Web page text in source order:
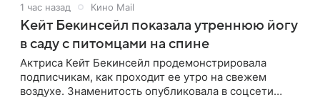
1 час назад Кино Mail
Кейт Бекинсейл показала утреннюю йогу
в саду с питомцами на спине
Актриса Кейт Бекинсейл продемонстрировала
подписчикам, как проходит ее утро на свежем
воздухе. Знаменитость опубликовала в соцсети